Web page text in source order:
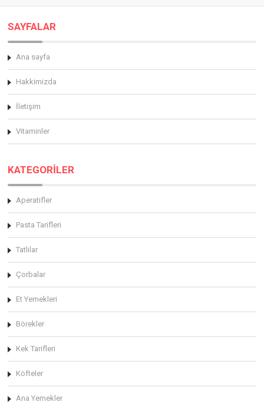
SAYFALAR
Ana sayfa
Hakkimizda
İletişim
Vitaminler
KATEGORİLER
Aperatifler
Pasta Tarifleri
Tatlılar
Çorbalar
Et Yemekleri
Börekler
Kek Tarifleri
Köfteler
Ana Yemekler